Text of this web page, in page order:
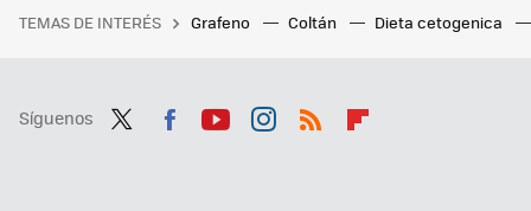
TEMAS DE INTERÉS Grafeno Coltán Dieta cetogenica
Síguenos